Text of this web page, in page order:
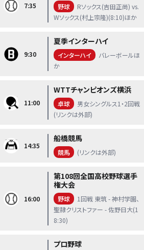
7:35 野球
Rソックス(吉田正尚) vs.
Wソックス(村上宗隆)(8:10)ほか
9:30
夏季インターハイ
インターハイ
バレーボールほ
か
11:00
WTTチャンピオンズ横浜
卓球
男女シングルス1・2回戦
(リンクは外部)
14:35
船橋競馬
競馬 (リンクは外部)
16:00
第108回全国高校野球選手
権大会
野球
1回戦 東筑 - 神村学園、
聖隷クリストファー - 佐野日大(1
8:30)
プロ野球